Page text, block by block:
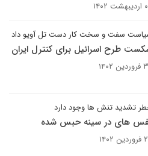
۱۴۰۲
سفت و سخت کار دست تل آویو داد
طرح اسرائیل برای کنترل ایران
۱۴۰۲
تشدید تنش ها وجود دارد
های در سینه حبس شده
۱۴۰۲